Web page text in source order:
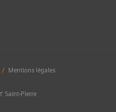
Mentions légales
Saint-Pierre